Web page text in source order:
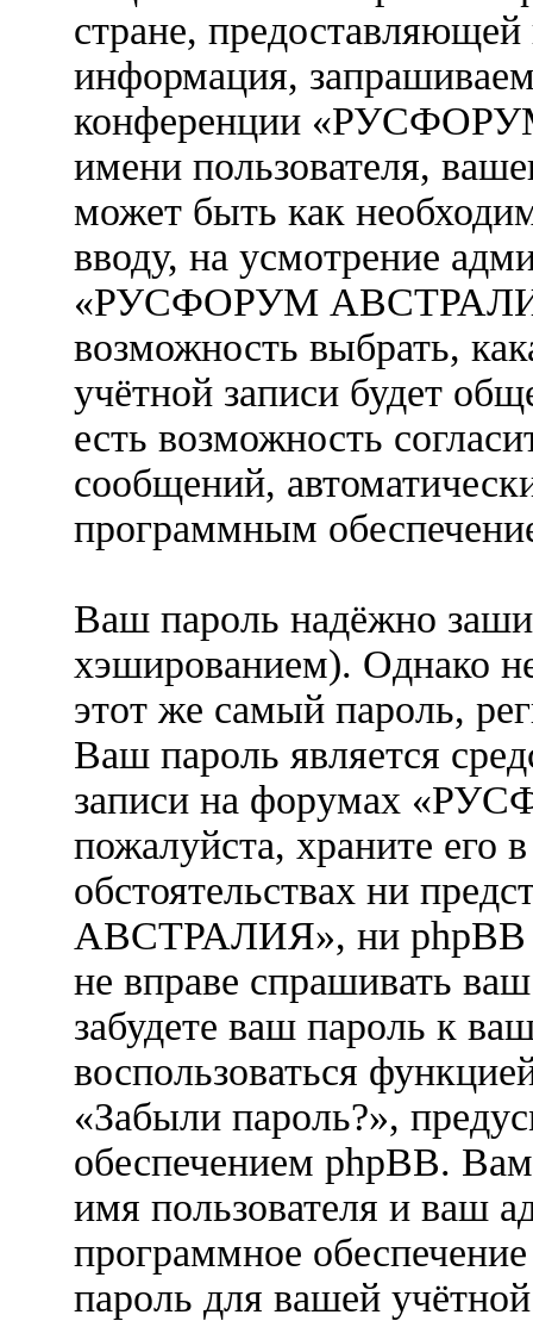
стране,
информация,
конференции
имени пользователя,
может быть как
вводу, на усмотрение
«РУСФОРУМ
возможность выбрать,
учётной записи будет
есть возможность
сообщений,
программным
Ваш пароль надёжно
хэшированием). Однако
этот же самый пароль,
Ваш пароль является
записи на форумах
пожалуйста, храните его
обстоятельствах ни
АВСТРАЛИЯ», ни phpBB
не вправе спрашивать
забудете ваш пароль к
воспользоваться
«Забыли пароль?»,
обеспечением phpBB.
имя пользователя и ваш
программное
пароль для вашей